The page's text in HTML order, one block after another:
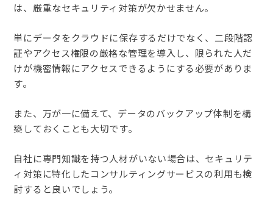
は、厳重なセキュリティ対策が欠かせません。
単にデータをクラウドに保存するだけでなく、二段階認
証やアクセス権限の厳格な管理を導入し、限られた人だ
けが機密情報にアクセスできるようにする必要がありま
す。
また、万が一に備えて、データのバックアップ体制を構
築しておくことも大切です。
自社に専門知識を持つ人材がいない場合は、セキュリテ
ィ対策に特化したコンサルティングサービスの利用も検
討すると良いでしょう。